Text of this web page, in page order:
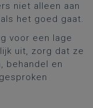
niet alleen aan
het goed gaat.
voor een lage
uit, zorg dat ze
behandel en